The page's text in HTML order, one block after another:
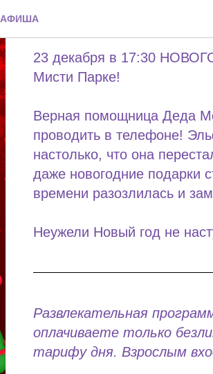
АФИШАВремя
23 декабря в 17:30
Мисти Парке!
Верная помощница Деда
проводить в телефоне!
настолько, что она
даже новогодние подарки
времени разозлилась и
Неужели Новый год не
Развлекательная
оплачиваете только
тарифу дня. Взрослым